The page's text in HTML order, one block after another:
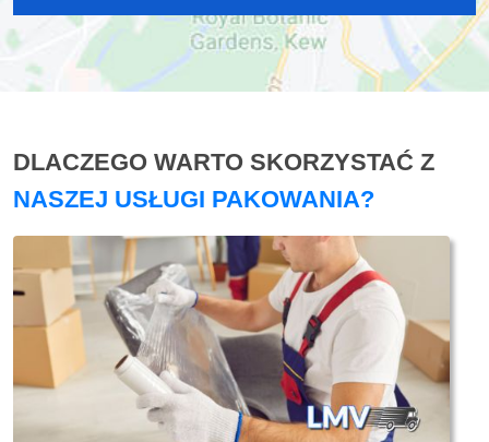
DLACZEGO WARTO SKORZYSTAĆ Z
NASZEJ USŁUGI PAKOWANIA?